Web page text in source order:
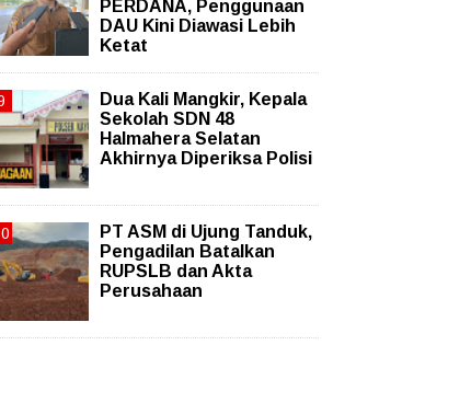
PERDANA, Penggunaan
DAU Kini Diawasi Lebih
Ketat
Dua Kali Mangkir, Kepala
Sekolah SDN 48
Halmahera Selatan
Akhirnya Diperiksa Polisi
PT ASM di Ujung Tanduk,
Pengadilan Batalkan
RUPSLB dan Akta
Perusahaan